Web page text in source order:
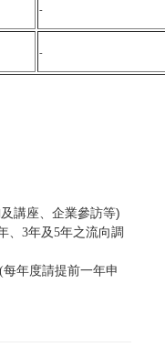
-
-
講座、企業參訪等)
、3年及5年之流向調
年度請提前一年申